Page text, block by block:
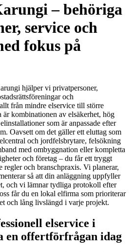
– behöriga
service och
fokus på
hjälper vi privatpersoner,
och
från mindre elservice till större
är kombinationen av elsäkerhet, hög
som är anpassade efter
Oavsett om det gäller ett eluttag som
och jordfelsbrytare, felsökning
med ombyggnation eller kompletta
och företag – du får ett tryggt
regler och branschpraxis. Vi planerar,
så att din anläggning uppfyller
och vi lämnar tydliga protokoll efter
får du en lokal elfirma som prioriterar
och lång livslängd i varje projekt.
elservice i
en offertförfrågan idag